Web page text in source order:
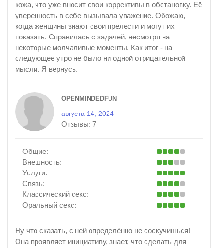
кожа, что уже вносит свои коррективы в обстановку. Её
уверенность в себе вызывала уважение. Обожаю,
когда женщины знают свои прелести и могут их
показать. Справилась с задачей, несмотря на
некоторые молчаливые моменты. Как итог - на
следующее утро не было ни одной отрицательной
мысли. Я вернусь.
OPENMINDEDFUN
августа 14, 2024
Отзывы: 7
Общие:
Внешность:
Услуги:
Связь:
Классический секс:
Оральный секс:
Ну что сказать, с ней определённо не соскучишься!
Она проявляет инициативу, знает, что сделать для